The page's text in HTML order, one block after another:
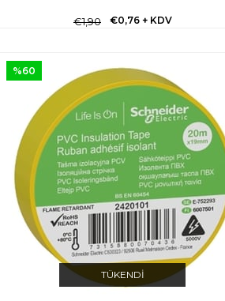
€0,76 + KDV
€1,90
TÜKENDI
%60